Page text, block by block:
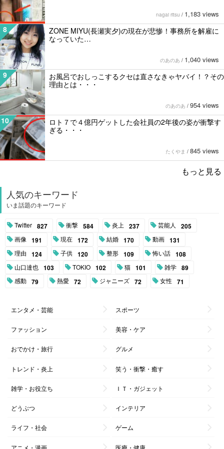
nagai ritsu / 1,183 views
8
ZONE MIYU(長瀬実夕)の現在が悲惨！事務所を解雇に
なっていた…
のあのあ / 1,040 views
9
お風呂でおしっこするクセは直さなきゃヤバイ！？その
理由とは・・・
のあのあ / 954 views
10
ロト７で４億円ゲットした会社員の2年後の姿が衝撃す
ぎる・・・
たくやま / 845 views
もっと見る
人気のキーワード
いま話題のキーワード
Twitter 827 衝撃 584 炎上 237 芸能人 205
画像 191 現在 172 結婚 170 動画 131
理由 124 子供 120 整形 109 怖い話 108
山口達也 103 TOKIO 102 猫 101 雑学 89
感動 79 熱愛 72 ジャニーズ 72 女性 71
エンタメ・芸能 スポーツ
ファッション 美容・ケア
おでかけ・旅行 グルメ
トレンド・炎上 笑う・衝撃・癒す
雑学・お役立ち ＩＴ・ガジェット
どうぶつ インテリア
ライフ・社会 ゲーム
アニメ・漫画 医療・健康